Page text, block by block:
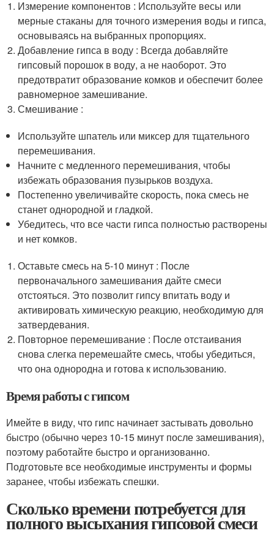
Измерение компонентов : Используйте весы или
мерные стаканы для точного измерения воды и гипса,
основываясь на выбранных пропорциях.
Добавление гипса в воду : Всегда добавляйте
гипсовый порошок в воду, а не наоборот. Это
предотвратит образование комков и обеспечит более
равномерное замешивание.
Смешивание :
Используйте шпатель или миксер для тщательного
перемешивания.
Начните с медленного перемешивания, чтобы
избежать образования пузырьков воздуха.
Постепенно увеличивайте скорость, пока смесь не
станет однородной и гладкой.
Убедитесь, что все части гипса полностью растворены
и нет комков.
Оставьте смесь на 5-10 минут : После
первоначального замешивания дайте смеси
отстояться. Это позволит гипсу впитать воду и
активировать химическую реакцию, необходимую для
затвердевания.
Повторное перемешивание : После отстаивания
снова слегка перемешайте смесь, чтобы убедиться,
что она однородна и готова к использованию.
Время работы с гипсом
Имейте в виду, что гипс начинает застывать довольно
быстро (обычно через 10-15 минут после замешивания),
поэтому работайте быстро и организованно.
Подготовьте все необходимые инструменты и формы
заранее, чтобы избежать спешки.
Сколько времени потребуется для
полного высыхания гипсовой смеси